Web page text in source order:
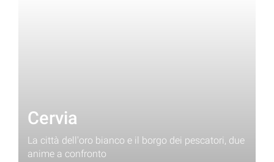
Cervia
La città dell'oro bianco e il borgo dei pescatori, due
anime a confronto